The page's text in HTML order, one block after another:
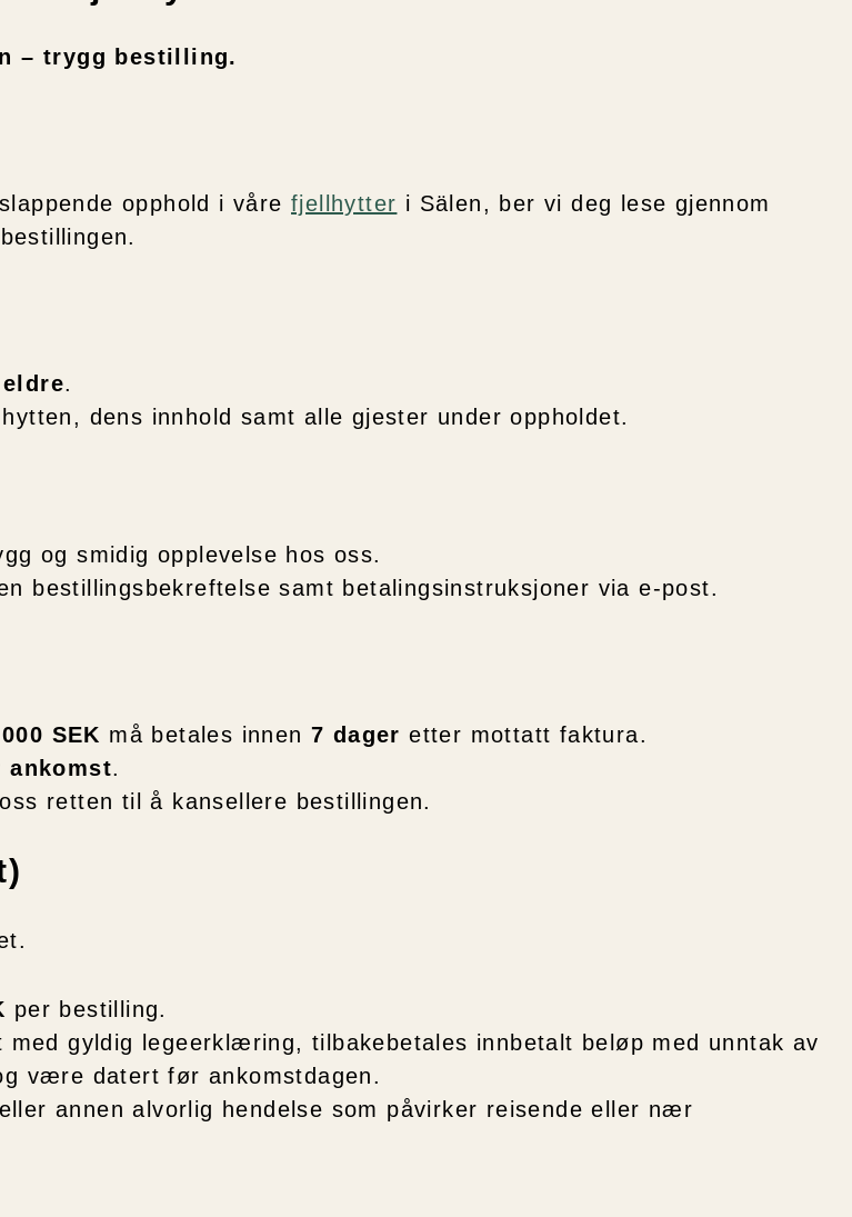
– trygg bestilling.
opphold i vårefjellhytter i Sälen, ber vi deg lese gjennom
.
dens innhold samt alle gjester under oppholdet.
og smidig opplevelse hos oss.
bestillingsbekreftelse samt betalingsinstruksjoner via e-post.
SEK må betales innen7 dager etter mottatt faktura.
ankomst.
retten til å kansellere bestillingen.
per bestilling.
gyldig legeerklæring, tilbakebetales innbetalt beløp med unntak av
være datert før ankomstdagen.
annen alvorlig hendelse som påvirker reisende eller nær